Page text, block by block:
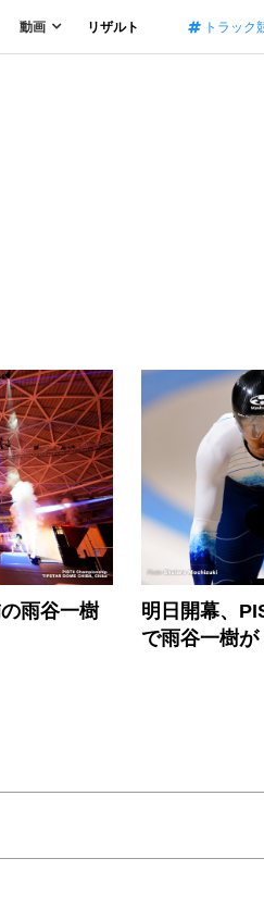
動画 リザルト トラック
雨谷一樹
明日開幕、
で雨谷一樹が